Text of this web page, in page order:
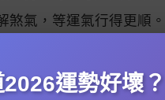
煞氣，等運氣行得更順。
每年都會坐鎮唔
動土或堆放雜物，以
運勢好壞？